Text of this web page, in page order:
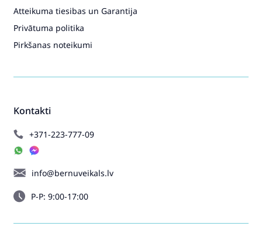
Kontakti
+371-223-777-09
info@bernuveikals.lv
P-P: 9:00-17:00
Atteikuma tiesibas un Garantija
Privātuma politika
Pirkšanas noteikumi